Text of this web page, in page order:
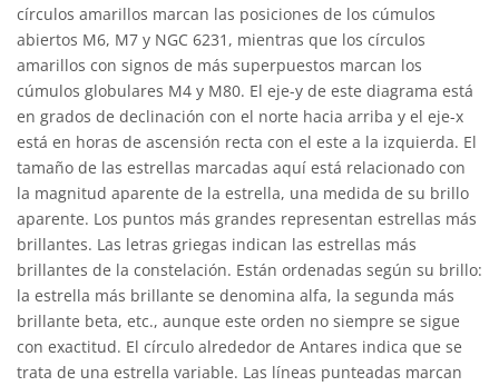
círculos amarillos marcan las posiciones de los cúmulos
abiertos M6, M7 y NGC 6231, mientras que los círculos
amarillos con signos de más superpuestos marcan los
cúmulos globulares M4 y M80. El eje-y de este diagrama está
en grados de declinación con el norte hacia arriba y el eje-x
está en horas de ascensión recta con el este a la izquierda. El
tamaño de las estrellas marcadas aquí está relacionado con
la magnitud aparente de la estrella, una medida de su brillo
aparente. Los puntos más grandes representan estrellas más
brillantes. Las letras griegas indican las estrellas más
brillantes de la constelación. Están ordenadas según su brillo:
la estrella más brillante se denomina alfa, la segunda más
brillante beta, etc., aunque este orden no siempre se sigue
con exactitud. El círculo alrededor de Antares indica que se
trata de una estrella variable. Las líneas punteadas marcan